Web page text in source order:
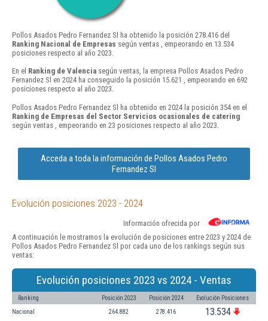
Pollos Asados Pedro Fernandez Sl ha obtenido la posición 278.416 del
Ranking Nacional de Empresas según ventas , empeorando en 13.534
posiciones respecto al año 2023.
En el Ranking de Valencia según ventas, la empresa Pollos Asados Pedro
Fernandez Sl en 2024 ha conseguido la posición 15.621 , empeorando en 692
posiciones respecto al año 2023.
Pollos Asados Pedro Fernandez Sl ha obtenido en 2024 la posición 354 en el
Ranking de Empresas del Sector Servicios ocasionales de catering
según ventas , empeorando en 23 posiciones respecto al año 2023.
Acceda a toda la información de Pollos Asados Pedro
Fernandez Sl
Evolución posiciones 2023 - 2024
Información ofrecida por
A continuación le mostramos la evolución de posiciones entre 2023 y 2024 de
Pollos Asados Pedro Fernandez Sl por cada uno de los rankings según sus
ventas:
Evolución posiciones 2023 vs 2024 - Ventas
Ranking Posición 2023 Posición 2024 Evolución Posiciones
Nacional 264.882 278.416 13.534